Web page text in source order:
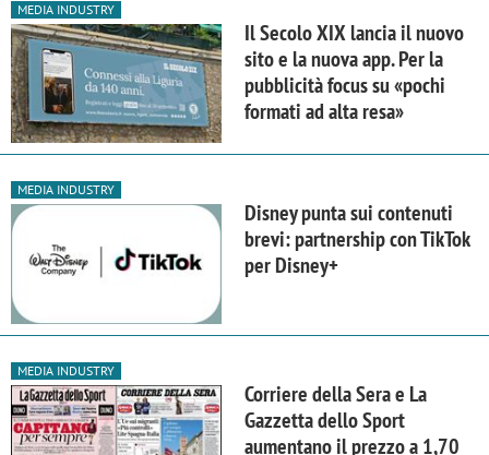
MEDIA INDUSTRY
Il Secolo XIX lancia il nuovo
sito e la nuova app. Per la
pubblicità focus su «pochi
formati ad alta resa»
MEDIA INDUSTRY
Disney punta sui contenuti
brevi: partnership con TikTok
per Disney+
MEDIA INDUSTRY
Corriere della Sera e La
Gazzetta dello Sport
aumentano il prezzo a 1,70